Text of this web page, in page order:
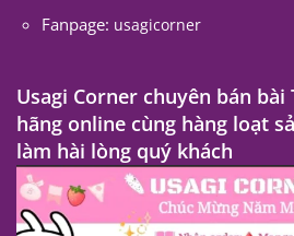
Fanpage: usagicorner
Usagi Corner chuyên bán
hãng online cùng hàng loạt
làm hài lòng quý khách